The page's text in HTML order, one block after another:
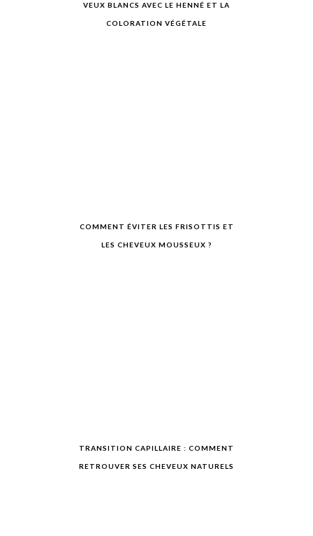
VEUX BLANCS AVEC LE HENNÉ ET LA
COLORATION VÉGÉTALE
COMMENT ÉVITER LES FRISOTTIS ET
LES CHEVEUX MOUSSEUX ?
TRANSITION CAPILLAIRE : COMMENT
RETROUVER SES CHEVEUX NATURELS